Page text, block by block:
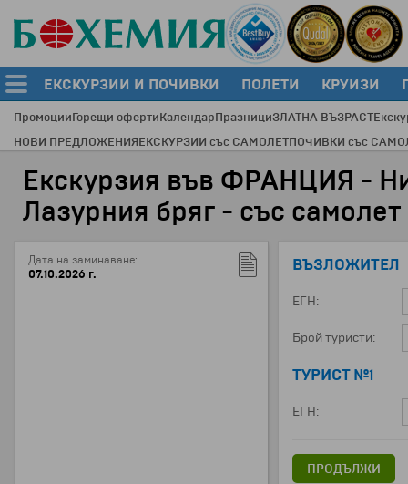
ЕКСКУРЗИИ И ПОЧИВКИ ПОЛЕТИ КРУИЗИ
ПромоцииГорещи офертиКалендарПразнициЗЛАТНА ВЪЗРАСТ
НОВИ ПРЕДЛОЖЕНИЯЕКСКУРЗИИ със САМОЛЕТПОЧИВКИ със
Екскурзия във ФРАНЦИЯ -
Лазурния бряг - със
Дата на заминаване:
07.10.2026 г. ВЪЗЛОЖИТЕЛ
ЕГН:
Брой туристи:
ТУРИСТ №1
ЕГН:
ПРОДЪЛЖИ